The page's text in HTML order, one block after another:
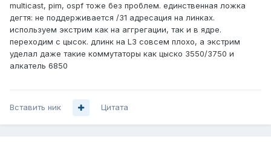
multicast, pim, ospf тоже без проблем. единственная ложка
дегтя: не поддерживается /31 адресация на линках.
используем экстрим как на аггрегации, так и в ядре.
переходим с цысок. длинк на L3 совсем плохо, а экстрим
уделал даже такие коммутаторы как цыско 3550/3750 и
алкатель 6850
Вставить ник Цитата